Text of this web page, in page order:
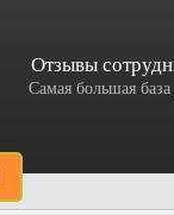
Отзывы
Самая большая